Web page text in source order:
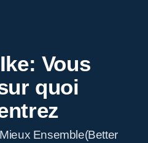
Vous
quoi
Ensemble(Better